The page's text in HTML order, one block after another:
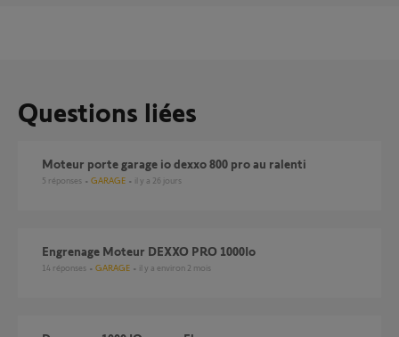
Questions liées
Moteur porte garage io dexxo 800 pro au ralenti
5 réponses GARAGE il y a 26 jours
Engrenage Moteur DEXXO PRO 1000Io
14 réponses GARAGE il y a environ 2 mois